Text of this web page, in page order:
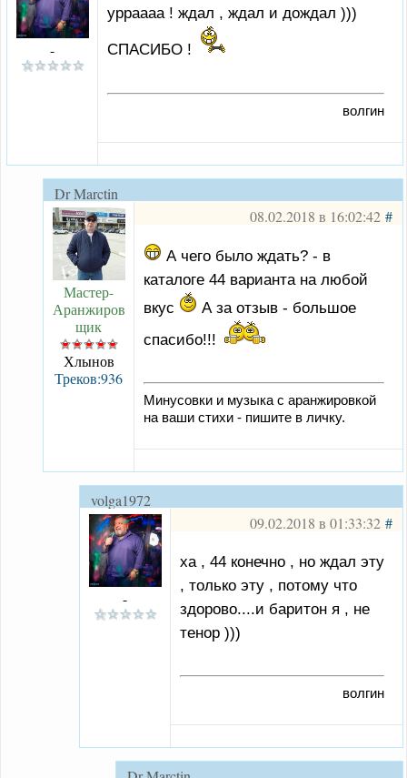
-
урраааа ! ждал , ждал и дождал )))
СПАСИБО !
волгин
Dr Marctin
08.02.2018 в 16:02:42#
Мастер-
Аранжиров
щик
Хлынов
Треков:936
А чего было ждать? - в
каталоге 44 варианта на любой
вкус
А за отзыв - большое
спасибо!!!
Минусовки и музыка с аранжировкой
на ваши стихи - пишите в личку.
volga1972
09.02.2018 в 01:33:32#
-
ха , 44 конечно , но ждал эту
, только эту , потому что
здорово....и баритон я , не
тенор )))
волгин